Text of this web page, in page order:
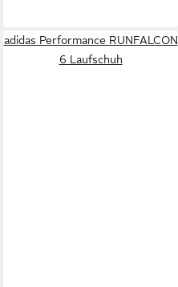
adidas Performance RUNFALCON
6 Laufschuh